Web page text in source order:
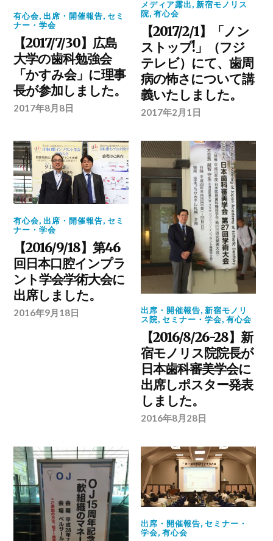
有心会,出席・開催報告,セミ
ナー・学会
【2017/7/30】広島
大学の歯科勉強会
「かすみ会」に理事
長が参加しました。
2017年8月8日
メディア露出,新宿モノリス
院,有心会
【2017/2/1】「ノン
ストップ!」（フジ
テレビ）にて、歯周
病の怖さについて講
義いたしました。
2017年2月1日
有心会,出席・開催報告,セミ
ナー・学会
【2016/9/18】第46
回日本口腔インプラ
ント学会学術大会に
出席しました。
2016年9月18日 出席・開催報告,新宿モノリ
ス院,セミナー・学会,有心会
【2016/8/26-28】新
宿モノリス院院長が
日本歯科審美学会に
出席しポスター発表
しました。
2016年8月28日
出席・開催報告,セミナー・
学会,有心会